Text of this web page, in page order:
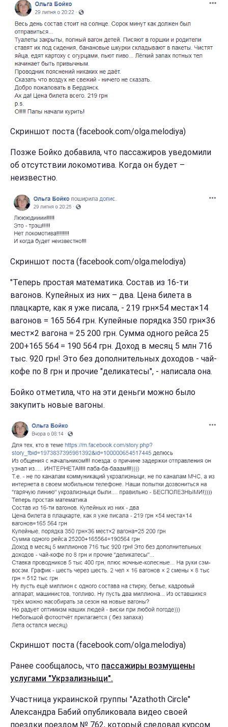
Скриншот поста (facebook.com/olga.melodiya)
Позже Бойко добавила, что пассажиров уведомили
об отсутствии локомотива. Когда он будет –
неизвестно.
Скриншот поста (facebook.com/olga.melodiya)
"Теперь простая математика. Состав из 16-ти
вагонов. Купейных из них – два. Цена билета в
плацкарте, как я уже писала, - 219 грн×54 места×14
вагонов = 165 564 грн. Купейные порядка 350 грн×36
мест×2 вагона = 25 200 грн. Сумма одного рейса 25
200+165 564 = 190 564 грн. Доход в месяц 5 млн 716
тыс. 920 грн! Это без дополнительных доходов - чай-
кофе по 8 грн и прочие "деликатесы", - написала она.
Бойко отметила, что на эти деньги можно было
закупить новые вагоны.
Скриншот поста (facebook.com/olga.melodiya)
Ранее сообщалось, что пассажиры возмущены
услугами "Укрзализныци".
Участница украинской группы "Azathoth Circle"
Александра Бабий опубликовала видео своей
поездки поездом № 762, который следовал курсом